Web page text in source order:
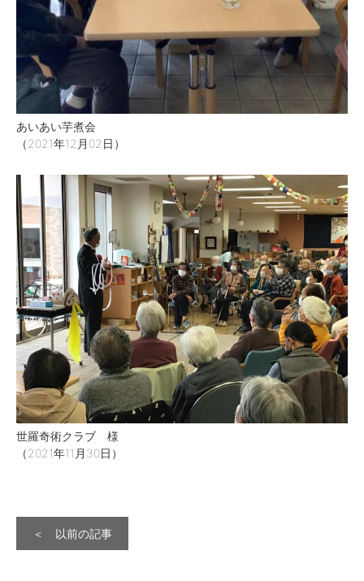
あいあい芋煮会
（2021年12月02日）
世羅奇術クラブ 様
（2021年11月30日）
＜ 以前の記事